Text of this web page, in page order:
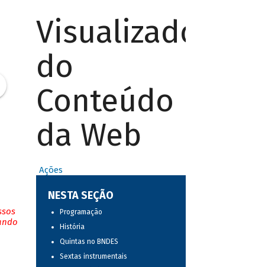
Visualizador
do
Conteúdo
da Web
Ações
NESTA SEÇÃO
Programação
História
Quintas no BNDES
Sextas instrumentais